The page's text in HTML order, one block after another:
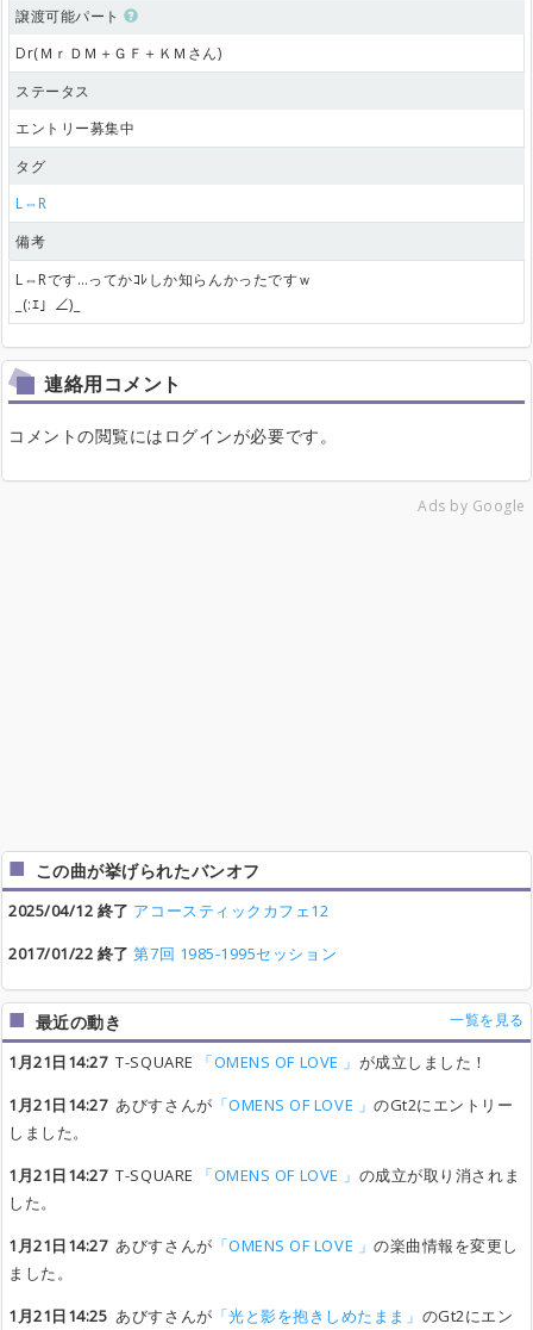
譲渡可能パート
Dr(ＭｒＤＭ＋ＧＦ＋ＫＭさん)
ステータス
エントリー募集中
タグ
L⇔R
備考
L⇔Rです…ってかｺﾚしか知らんかったですｗ
_(:ｴ」∠)_
連絡用コメント
コメントの閲覧にはログインが必要です。
Ads by Google
この曲が挙げられたバンオフ
2025/04/12 終了 アコースティックカフェ12
2017/01/22 終了 第7回 1985-1995セッション
最近の動き 一覧を見る
1月21日14:27T-SQUARE 「OMENS OF LOVE 」 が成立しました！
1月21日14:27あびすさんが 「OMENS OF LOVE 」のGt2にエントリー
しました。
1月21日14:27T-SQUARE 「OMENS OF LOVE 」 の成立が取り消されま
した。
1月21日14:27あびすさんが 「OMENS OF LOVE 」の楽曲情報を変更し
ました。
1月21日14:25 あびすさんが 「光と影を抱きしめたまま」 のGt2にエン